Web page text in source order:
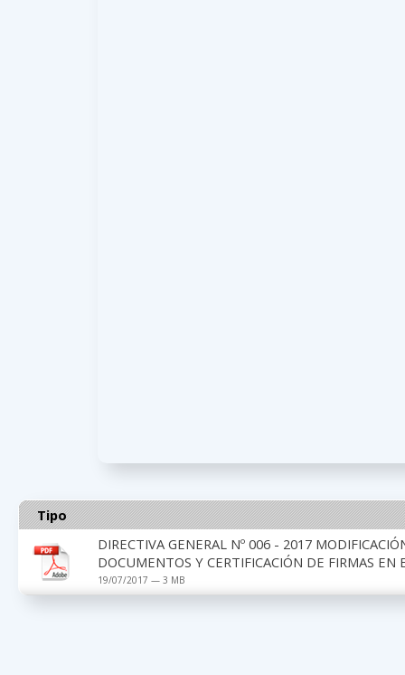
Tipo
DIRECTIVA GENERAL Nº 006 - 2017
DOCUMENTOS Y CERTIFICACIÓN DE FIRMAS EN
19/07/2017 — 3 MB